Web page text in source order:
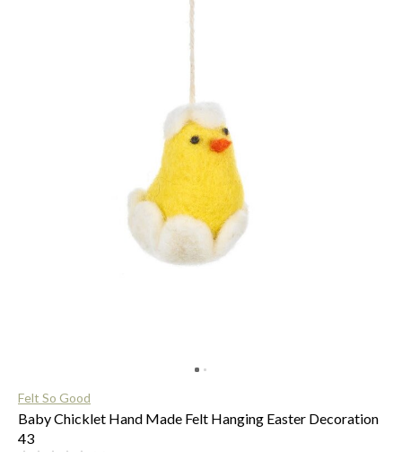
Felt So Good
Baby Chicklet Hand Made Felt Hanging Easter Decoration
43